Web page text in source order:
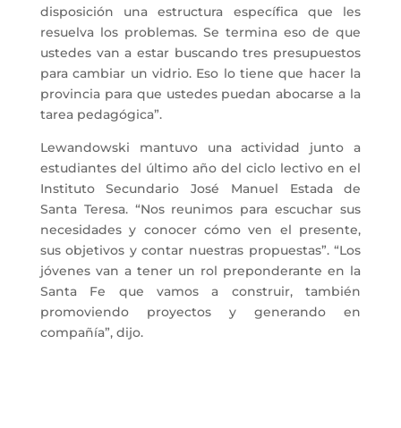
disposición una estructura específica que les
resuelva los problemas. Se termina eso de que
ustedes van a estar buscando tres presupuestos
para cambiar un vidrio. Eso lo tiene que hacer la
provincia para que ustedes puedan abocarse a la
tarea pedagógica”.
Lewandowski mantuvo una actividad junto a
estudiantes del último año del ciclo lectivo en el
Instituto Secundario José Manuel Estada de
Santa Teresa. “Nos reunimos para escuchar sus
necesidades y conocer cómo ven el presente,
sus objetivos y contar nuestras propuestas”. “Los
jóvenes van a tener un rol preponderante en la
Santa Fe que vamos a construir, también
promoviendo proyectos y generando en
compañía”, dijo.